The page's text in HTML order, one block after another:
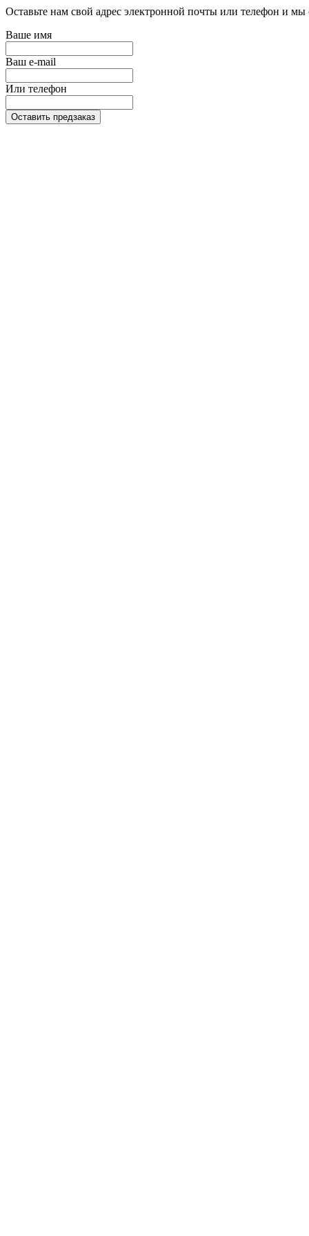
Оставьте нам свой адрес электронной почты или телефон и
Ваше имя
Ваш e-mail
Или телефон